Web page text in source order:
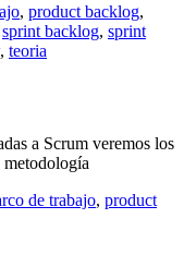
, product backlog,
sprint backlog, sprint
, teoria
a Scrum veremos los
metodología
de trabajo, product